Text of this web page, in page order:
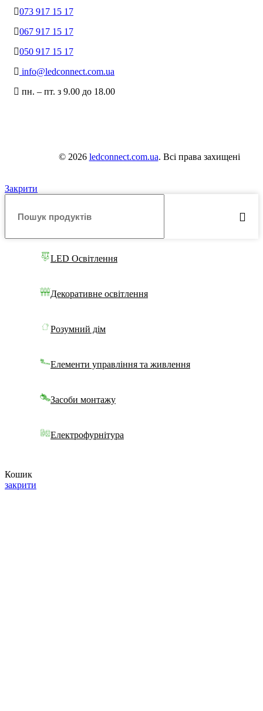
073 917 15 17
067 917 15 17
050 917 15 17
info@ledconnect.com.ua
пн. – пт. з 9.00 до 18.00
© 2026 ledconnect.com.ua. Всі права захищені
Закрити
LED Освітлення
Декоративне освітлення
Розумний дім
Елементи управління та живлення
Засоби монтажу
Електрофурнітура
Кошик
закрити